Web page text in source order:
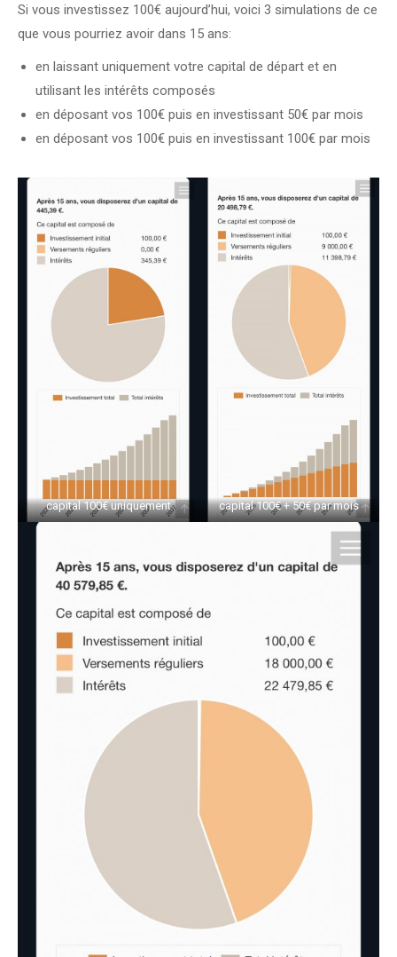
Si vous investissez 100€ aujourd’hui, voici 3 simulations de ce
que vous pourriez avoir dans 15 ans:
en laissant uniquement votre capital de départ et en
utilisant les intérêts composés
en déposant vos 100€ puis en investissant 50€ par mois
en déposant vos 100€ puis en investissant 100€ par mois
capital 100€ uniquement capital 100€ + 50€ par mois